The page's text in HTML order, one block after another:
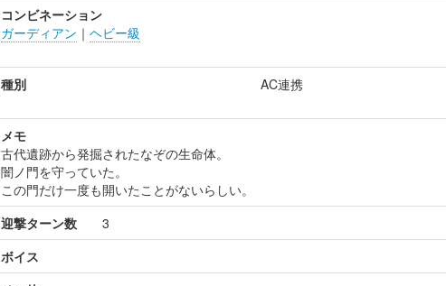
コンビネーション
ガーディアン ｜ ヘビー級
種別 AC連携
メモ
古代遺跡から発掘されたなぞの生命体。
闇ノ門を守っていた。
この門だけ一度も開いたことがないらしい。
迎撃ターン数 3
ボイス